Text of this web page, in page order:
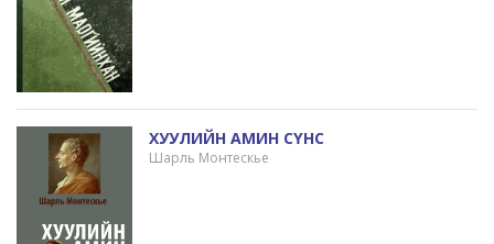
ХУУЛИЙН АМИН СҮНС
Шарль Монтескье